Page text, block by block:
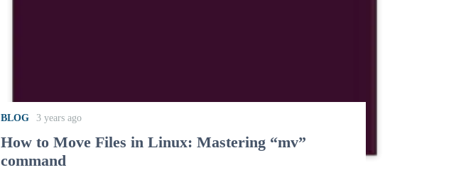
BLOG 3 years ago
How to Move Files in Linux: Mastering “mv”
command